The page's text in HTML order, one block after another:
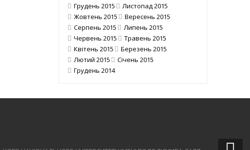
Грудень 2015
Листопад 2015
Жовтень 2015
Вересень 2015
Серпень 2015
Липень 2015
Червень 2015
Травень 2015
Квітень 2015
Березень 2015
Лютий 2015
Січень 2015
Грудень 2014